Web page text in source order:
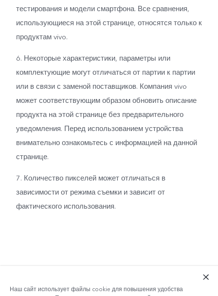
тестирования и модели смартфона. Все сравнения,
использующиеся на этой странице, относятся только к
продуктам vivo.
6. Некоторые характеристики, параметры или
комплектующие могут отличаться от партии к партии
или в связи с заменой поставщиков. Компания vivo
может соответствующим образом обновить описание
продукта на этой странице без предварительного
уведомления. Перед использованием устройства
внимательно ознакомьтесь с информацией на данной
странице.
7. Количество пикселей может отличаться в
зависимости от режима съемки и зависит от
фактического использования.
Наш сайт использует файлы cookie для повышения удобства